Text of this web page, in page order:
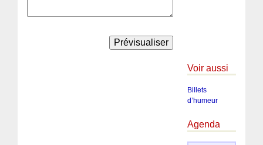
Voir aussi
Billets
d’humeur
Agenda